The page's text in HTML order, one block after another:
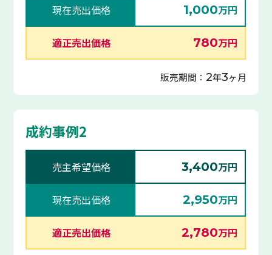
現在売出価格 1,000万円
適正売出価格 780万円
販売期間： 2年3ヶ月
成約事例2
売主希望価格 3,400万円
現在売出価格 2,950万円
適正売出価格 2,780万円